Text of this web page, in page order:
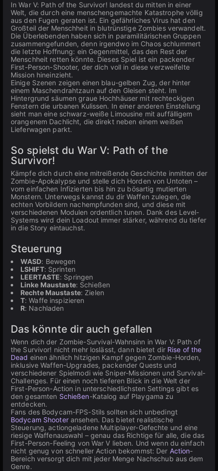
In War V: Path of the Survivor! landest du mitten in einer
Welt, die durch eine menschengemachte Katastrophe völlig
aus den Fugen geraten ist. Ein gefährliches Virus hat den
Großteil der Menschheit in blutrünstige Zombies verwandelt.
Die Überlebenden haben sich in paramilitärischen Gruppen
zusammengefunden, denn irgendwo im Chaos schlummert
die letzte Hoffnung: ein Gegenmittel, das den Rest der
Menschheit retten könnte. Dieses Spiel ist ein packender
First-Person-Shooter, der dich voll in diese verzweifelte
Mission hineinzieht.
Einige Szenen zeigen einen blau-gelben Zug, der hinter
einem Maschendrahtzaun auf den Gleisen steht. Im
Hintergrund säumen graue Hochhäuser mit rechteckigen
Fenstern die urbanen Kulissen. In einer anderen Einstellung
sieht man eine schwarz-weiße Limousine mit auffälligem
orangenem Dachlicht, die direkt neben einem weißen
Lieferwagen parkt.
So spielst du War V: Path of the
Survivor!
Kämpfe dich durch eine mitreißende Geschichte inmitten der
Zombie-Apokalypse und stelle dich Horden von Untoten –
vom einfachen Infizierten bis hin zu bösartig mutierten
Monstern. Unterwegs kannst du dir Waffen zulegen, die
echten Vorbildern nachempfunden sind, und diese mit
verschiedenen Modulen ordentlich tunen. Dank des Level-
Systems wird dein Loadout immer stärker, während du tiefer
in die Story eintauchst.
Steuerung
WASD: Bewegen
LSHIFT: Sprinten
LEERTASTE: Springen
Linke Maustaste: Schießen
Rechte Maustaste: Zielen
T: Waffe inspizieren
R: Nachladen
Das könnte dir auch gefallen
Wenn dich der Zombie-Survival-Wahnsinn in War V: Path of
the Survivor! nicht mehr loslässt, dann bietet dir Rise of the
Dead einen ähnlich hitzigen Kampf gegen Zombie-Horden,
inklusive Waffen-Upgrades, packender Quests und
verschiedener Spielmodi wie Sniper-Missionen und Survival-
Challenges. Für einen noch tieferen Blick in die Welt der
First-Person-Action in unterschiedlichsten Settings gibt es
den gesamten Schießen-Katalog auf Playgama zu
entdecken.
Fans des Bodycam-FPS-Stils sollten sich unbedingt
Bodycam Shooteransehen. Das bietet realistische
Steuerung, actiongeladene Multiplayer-Gefechte und eine
riesige Waffenauswahl – genau das Richtige für alle, die das
First-Person-Feeling von War V lieben. Und wenn du einfach
nicht genug von schneller Action bekommst: Der Action-
Bereich versorgt dich mit jeder Menge Nachschub aus dem
Genre.